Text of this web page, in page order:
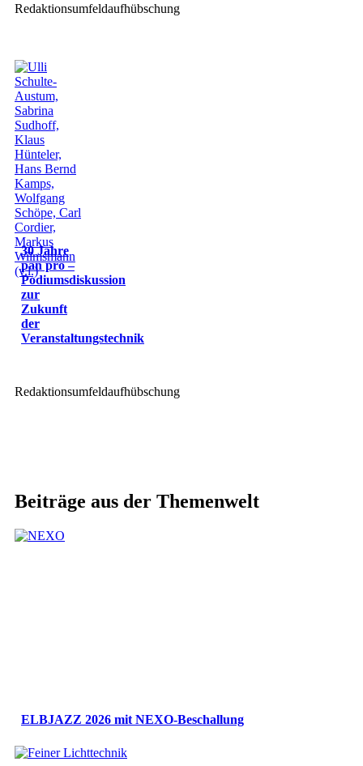
Redaktionsumfeldaufhübschung
30 Jahre
pan pro –
Podiumsdiskussion
zur
Zukunft
der
Veranstaltungstechnik
Redaktionsumfeldaufhübschung
Beiträge aus der Themenwelt
ELBJAZZ 2026 mit NEXO-Beschallung